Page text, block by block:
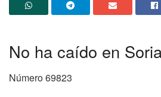
No ha caído en
Número 69823